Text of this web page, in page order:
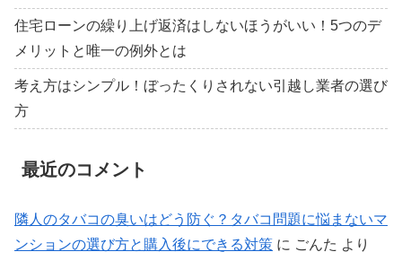
住宅ローンの繰り上げ返済はしないほうがいい！5つのデ
メリットと唯一の例外とは
考え方はシンプル！ぼったくりされない引越し業者の選び
方
最近のコメント
隣人のタバコの臭いはどう防ぐ？タバコ問題に悩まないマ
ンションの選び方と購入後にできる対策 に ごんた より